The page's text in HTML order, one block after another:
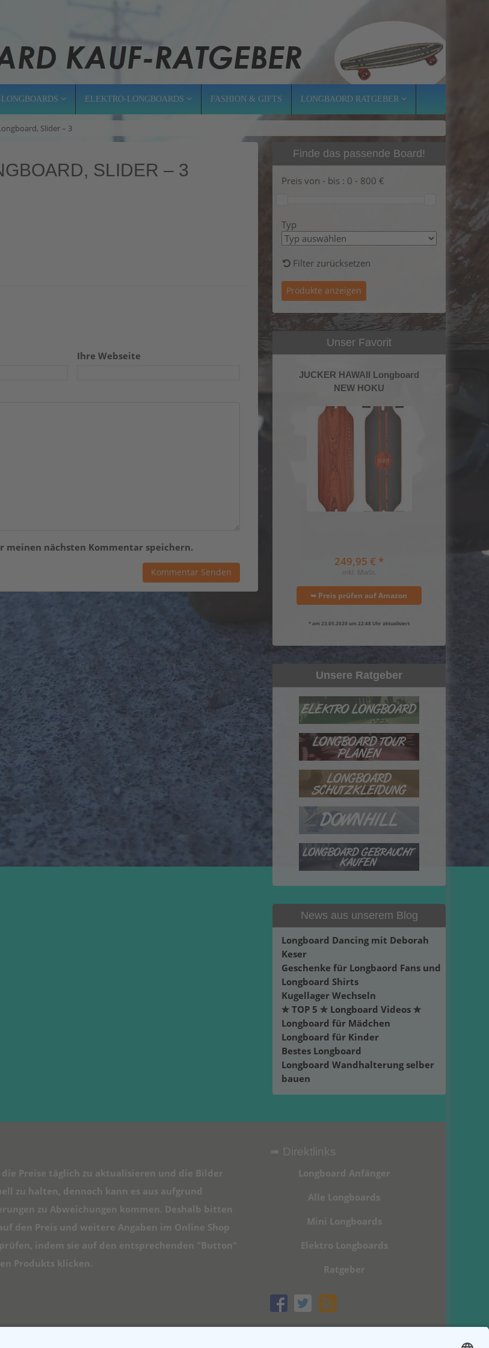
ELEKTRO-LONGBOARDS FASHION & GIFTS LONGBAORD RATGEBER
Slider – 3
SLIDER – 3
Ihre Webseite
meinen nächsten Kommentar speichern.
Finde das passende Board!
Preis von - bis : 0 - 800 €
Typ
Filter zurücksetzen
Unser Favorit
JUCKER HAWAII Longboard
NEW HOKU
249,95 € *
inkl. MwSt.
➥ Preis prüfen auf Amazon
* am 23.05.2020 um 22:48 Uhr aktualisiert
Unsere Ratgeber
News aus unserem Blog
Longboard Dancing mit Deborah
Keser
Geschenke für Longbaord Fans und
Longboard Shirts
Kugellager Wechseln
✮ TOP 5 ✮ Longboard Videos ✮
Longboard für Mädchen
Longboard für Kinder
Bestes Longboard
Longboard Wandhalterung selber
bauen
Preise täglich zu aktualisieren und die Bilder
zu halten, dennoch kann es aus aufgrund
zu Abweichungen kommen. Deshalb bitten
den Preis und weitere Angaben im Online Shop
indem sie auf den entsprechenden "Button"
Produkts klicken.
➠ Direktlinks
Longboard Anfänger
Alle Longboards
Mini Longboards
Elektro Longboards
Ratgeber